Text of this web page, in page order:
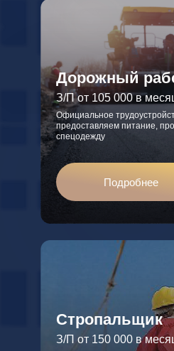
Дорожный
З/П от 105 000 в
Официальное
предоставляем питание,
спецодежду
Подробнее
Стропальщик
З/П от 150 000 в